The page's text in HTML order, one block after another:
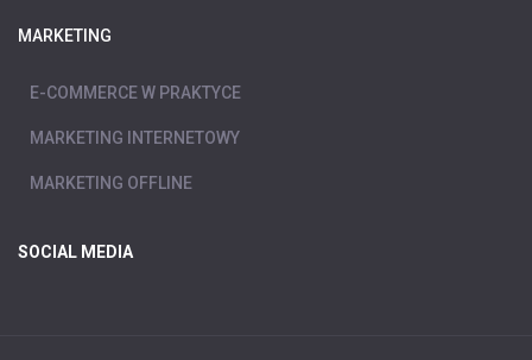
MARKETING
E-COMMERCE W PRAKTYCE
MARKETING INTERNETOWY
MARKETING OFFLINE
SOCIAL MEDIA